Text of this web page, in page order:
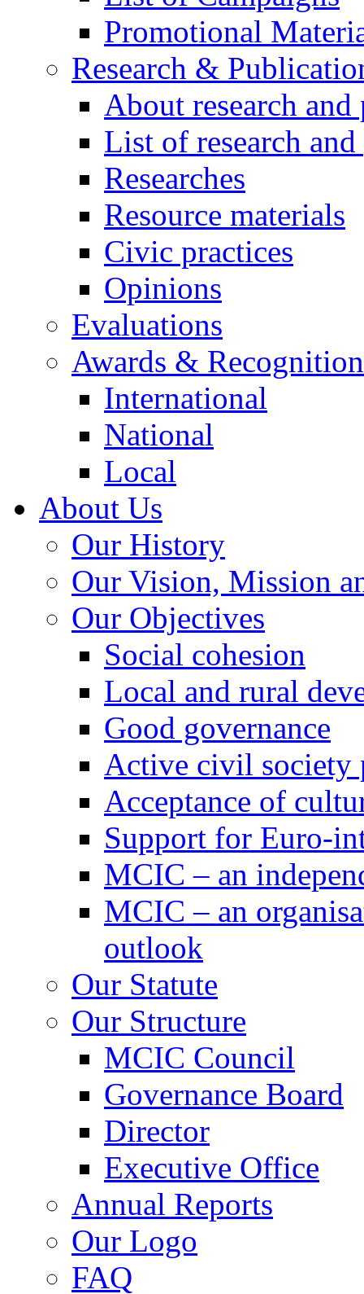
Promotional
Research &
About research
List of research
Researches
Resource materials
Civic practices
Opinions
Evaluations
Awards &
International
National
Local
About Us
Our History
Our Vision, Mission
Our Objectives
Social cohesion
Local and rural
Good governance
Active civil society
Acceptance of
Support for Euro-
MCIC – an
MCIC – an
outlook
Our Statute
Our Structure
MCIC Council
Governance Board
Director
Executive Office
Annual Reports
Our Logo
FAQ